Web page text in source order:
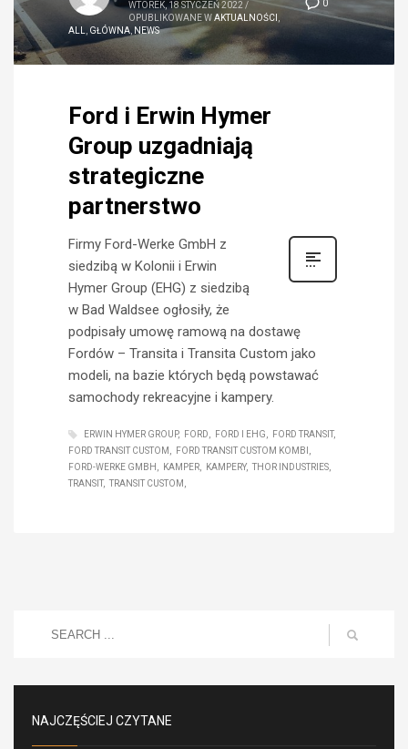
0
WTOREK, 18 STYCZEŃ 2022 /
OPUBLIKOWANE WAKTUALNOŚCI
ALL
GŁÓWNA NEWS
Ford i Erwin Hymer
Group uzgadniają
strategiczne
partnerstwo
Firmy Ford-Werke GmbH z
siedzibą w Kolonii i Erwin
Hymer Group (EHG) z siedzibą
w Bad Waldsee ogłosiły, że
podpisały umowę ramową na dostawę
Fordów – Transita i Transita Custom jako
modeli, na bazie których będą powstawać
samochody rekreacyjne i kampery.
ERWIN HYMER GROUP FORD FORD I EHG
FORD TRANSIT
FORD TRANSIT CUSTOM
FORD TRANSIT CUSTOM KOMBI
FORD-WERKE GMBH
KAMPER KAMPERY
THOR INDUSTRIES
TRANSIT
TRANSIT CUSTOM
NAJCZĘŚCIEJ CZYTANE